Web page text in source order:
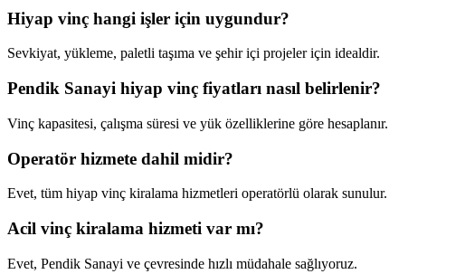
Hiyap vinç hangi işler için uygundur?
Sevkiyat, yükleme, paletli taşıma ve şehir içi projeler için idealdir.
Pendik Sanayi hiyap vinç fiyatları nasıl belirlenir?
Vinç kapasitesi, çalışma süresi ve yük özelliklerine göre hesaplanır.
Operatör hizmete dahil midir?
Evet, tüm hiyap vinç kiralama hizmetleri operatörlü olarak sunulur.
Acil vinç kiralama hizmeti var mı?
Evet, Pendik Sanayi ve çevresinde hızlı müdahale sağlıyoruz.